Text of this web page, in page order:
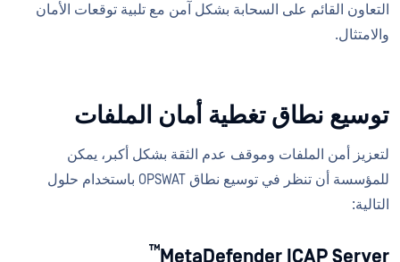
التعاون القائم على السحابة بشكل آمن مع تلبية توقعات الأمان
والامتثال.
توسيع نطاق تغطية أمان الملفات
لتعزيز أمن الملفات وموقف عدم الثقة بشكل أكبر، يمكن
للمؤسسة أن تنظر في توسيع نطاق OPSWAT باستخدام حلول
التالية:
MetaDefender ICAP Server
™